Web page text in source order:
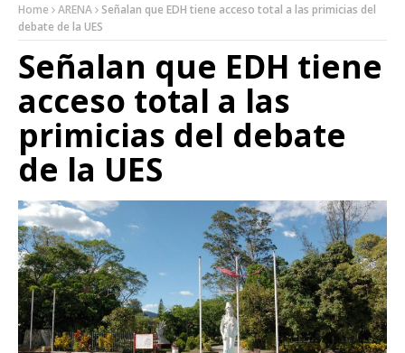
Home ARENA Señalan que EDH tiene acceso total a las primicias del
debate de la UES
Señalan que EDH tiene
acceso total a las
primicias del debate
de la UES